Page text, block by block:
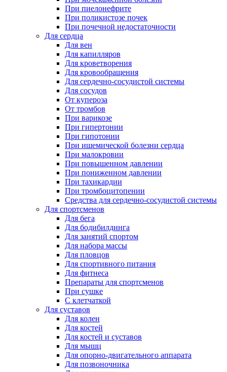
При пиелонефрите
При поликистозе почек
При почечной недостаточности
Для сердца
Для вен
Для капилляров
Для кроветворения
Для кровообращения
Для сердечно-сосудистой системы
Для сосудов
От купероза
От тромбов
При варикозе
При гипертонии
При гипотонии
При ишемической болезни сердца
При малокровии
При повышенном давлении
При пониженном давлении
При тахикардии
При тромбоцитопении
Средства для сердечно-сосудистой системы
Для спортсменов
Для бега
Для бодибилдинга
Для занятий спортом
Для набора массы
Для пловцов
Для спортивного питания
Для фитнеса
Препараты для спортсменов
При сушке
С клетчаткой
Для суставов
Для колен
Для костей
Для костей и суставов
Для мышц
Для опорно-двигательного аппарата
Для позвоночника